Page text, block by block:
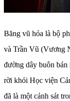
Băng vũ hỏa là bộ
và Trần Vũ (Vương
đường dây buôn bán
rời khỏi Học viện
đã là một cảnh sát